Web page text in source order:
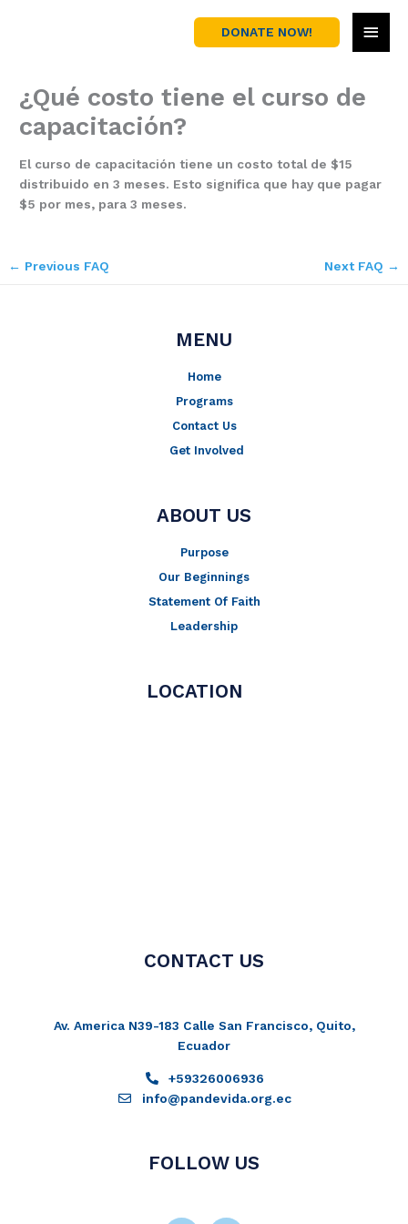
DONATE NOW!
¿Qué costo tiene el curso de
capacitación?
El curso de capacitación tiene un costo total de $15
distribuido en 3 meses. Esto significa que hay que pagar
$5 por mes, para 3 meses.
← Previous FAQ Next FAQ →
MENU
Home
Programs
Contact Us
Get Involved
ABOUT US
Purpose
Our Beginnings
Statement Of Faith
Leadership
LOCATION
CONTACT US
Av. America N39-183 Calle San Francisco, Quito,
Ecuador
+59326006936
info@pandevida.org.ec
FOLLOW US